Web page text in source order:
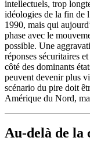
intellectuels, trop
idéologies de la fin de
1990, mais qui
phase avec le
possible. Une
réponses sécuritaires
côté des dominants
peuvent devenir plus
scénario du pire doit
Amérique du Nord,
Au-delà de la